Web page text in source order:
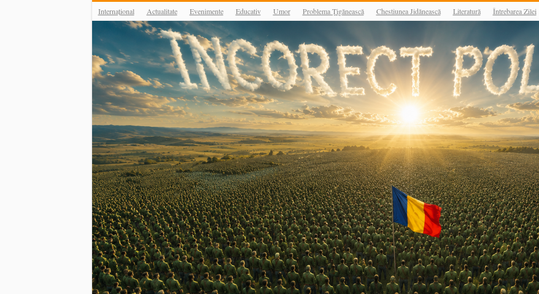
Internațional Actualitate Evenimente Educativ Umor Problema Țigănească Chestiunea Jidănească Literatură Întrebarea Zilei